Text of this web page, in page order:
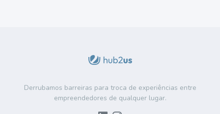
Derrubamos barreiras para troca de experiências entre
empreendedores de qualquer lugar.